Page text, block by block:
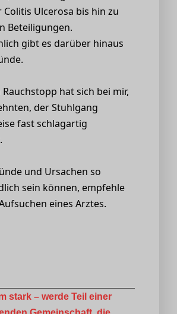
Colitis Ulcerosa bis hin zu
Beteiligungen.
gibt es darüber hinaus
Rauchstopp hat sich bei mir,
der Stuhlgang
fast schlagartig
und Ursachen so
sein können, empfehle
eines Arztes.
stark – werde Teil einer